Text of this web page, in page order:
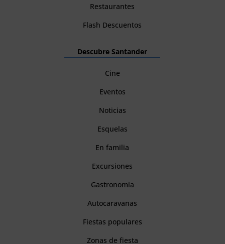
Restaurantes
Flash Descuentos
Descubre Santander
Cine
Eventos
Noticias
Esquelas
En familia
Excursiones
Gastronomía
Autocaravanas
Fiestas populares
Zonas de fiesta